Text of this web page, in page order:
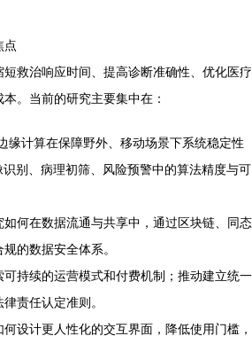
点
救治响应时间、提高诊断准确性、优化医疗
。当前的研究主要集中在：
缘计算在保障野外、移动场景下系统稳定性
别、病理初筛、风险预警中的算法精度与可
何在数据流通与共享中，通过区块链、同态
的数据安全体系。
持续的运营模式和付费机制；推动建立统一
责任认定准则。
设计更人性化的交互界面，降低使用门槛，